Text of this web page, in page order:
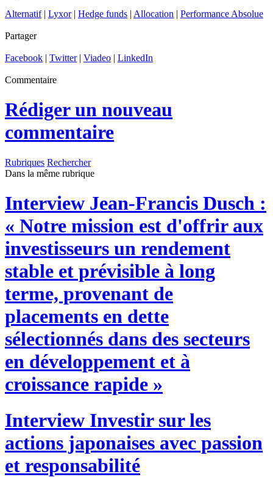
Alternatif| Lyxor| Hedge funds | Allocation | Performance Absolue
Partager
Facebook | Twitter| Viadeo | LinkedIn
Commentaire
Rédiger un nouveau
commentaire
Rubriques Rechercher
Dans la même rubrique
Interview Jean-Francis Dusch :
« Notre mission est d'offrir aux
investisseurs un rendement
stable et prévisible à long
terme, provenant de
placements en dette
sélectionnés dans des secteurs
en développement et à
croissance rapide »
Interview Investir sur les
actions japonaises avec passion
et responsabilité